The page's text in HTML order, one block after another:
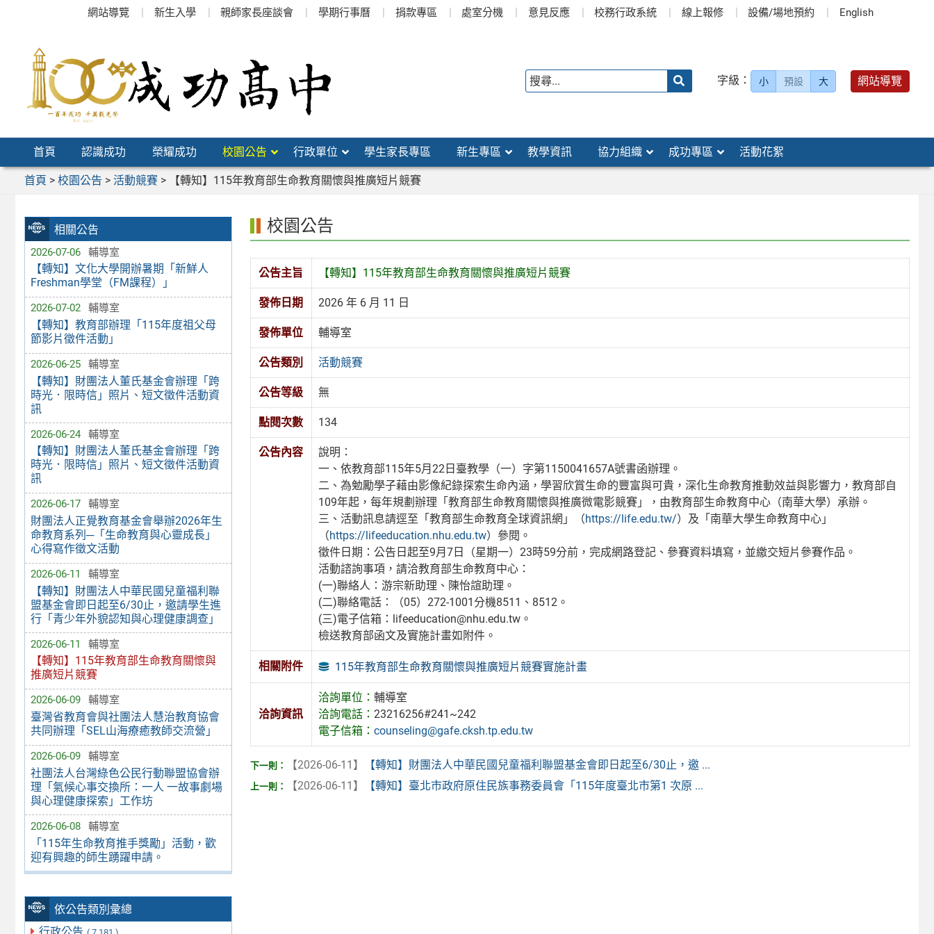
網站導覽 新生入學 親師家長座談會 學期行事曆 捐款專區 處室分機 意見反應 校務行政系統 線上報修 設備/場地預約 English
字級： 小 預設 大 網站導覽
首頁 認識成功 榮耀成功 校園公告 行政單位 學生家長專區 新生專區 教學資訊 協力組織 成功專區 活動花絮
首頁 > 校園公告 > 活動競賽> 【轉知】115年教育部生命教育關懷與推廣短片競賽
相關公告
2026-07-06 輔導室
【轉知】文化大學開辦暑期「新鮮人
Freshman學堂（FM課程）」
2026-07-02 輔導室
【轉知】教育部辦理「115年度祖父母
節影片徵件活動」
2026-06-25 輔導室
【轉知】財團法人董氏基金會辦理「跨
時光．限時信」照片、短文徵件活動資
訊
2026-06-24 輔導室
【轉知】財團法人董氏基金會辦理「跨
時光．限時信」照片、短文徵件活動資
訊
2026-06-17 輔導室
財團法人正覺教育基金會舉辦2026年生
命教育系列─「生命教育與心靈成長」
心得寫作徵文活動
2026-06-11 輔導室
【轉知】財團法人中華民國兒童福利聯
盟基金會即日起至6/30止，邀請學生進
行「青少年外貌認知與心理健康調查」
2026-06-11 輔導室
【轉知】115年教育部生命教育關懷與
推廣短片競賽
2026-06-09 輔導室
臺灣省教育會與社團法人慧治教育協會
共同辦理「SEL山海療癒教師交流營」
2026-06-09 輔導室
社團法人台灣綠色公民行動聯盟協會辦
理「氣候心事交換所：一人 一故事劇場
與心理健康探索」工作坊
2026-06-08 輔導室
「115年生命教育推手獎勵」活動，歡
迎有興趣的師生踴躍申請。
依公告類別彙總
校園公告
公告主旨 【轉知】115年教育部生命教育關懷與推廣短片競賽
發佈日期 2026 年 6 月 11 日
發佈單位 輔導室
公告類別 活動競賽
公告等級 無
點閱次數 134
公告內容
說明：
一、依教育部115年5月22日臺教學（一）字第1150041657A號書函辦理。
二、為勉勵學子藉由影像紀錄探索生命內涵，學習欣賞生命的豐富與可貴，深化生命教育推動效益與影響力，教育部自
109年起，每年規劃辦理「教育部生命教育關懷與推廣微電影競賽」，由教育部生命教育中心（南華大學）承辦。
三、活動訊息請逕至「教育部生命教育全球資訊網」（https://life.edu.tw/）及「南華大學生命教育中心」
（https://lifeeducation.nhu.edu.tw）參閱。
徵件日期：公告日起至9月7日（星期一）23時59分前，完成網路登記、參賽資料填寫，並繳交短片參賽作品。
活動諮詢事項，請洽教育部生命教育中心：
(一)聯絡人：游宗新助理、陳怡諠助理。
(二)聯絡電話：（05）272-1001分機8511、8512。
(三)電子信箱：lifeeducation@nhu.edu.tw。
檢送教育部函文及實施計畫如附件。
相關附件 115年教育部生命教育關懷與推廣短片競賽實施計畫
洽詢資訊
洽詢單位：輔導室
洽詢電話：23216256#241~242
電子信箱：counseling@gafe.cksh.tp.edu.tw
【2026-06-11】
【轉知】財團法人中華民國兒童福利聯盟基金會即日起至6/30止，邀 ...
【2026-06-11】
【轉知】臺北市政府原住民族事務委員會「115年度臺北市第1 次原 ...